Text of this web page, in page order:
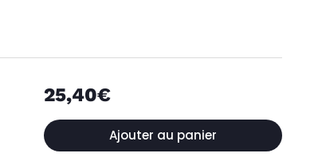
25,40€
Ajouter au panier